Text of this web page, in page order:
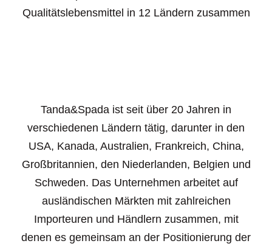
Qualitätslebensmittel in 12 Ländern zusammen
Tanda&Spada ist seit über 20 Jahren in
verschiedenen Ländern tätig, darunter in den
USA, Kanada, Australien, Frankreich, China,
Großbritannien, den Niederlanden, Belgien und
Schweden. Das Unternehmen arbeitet auf
ausländischen Märkten mit zahlreichen
Importeuren und Händlern zusammen, mit
denen es gemeinsam an der Positionierung der